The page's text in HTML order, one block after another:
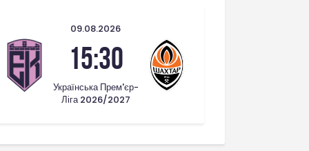
09.08.2026
15:30
Українська Прем'єр-
Ліга 2026/2027